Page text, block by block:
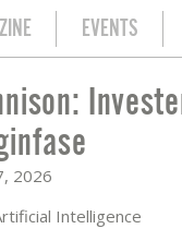
EVENTS
2026
Intelligence